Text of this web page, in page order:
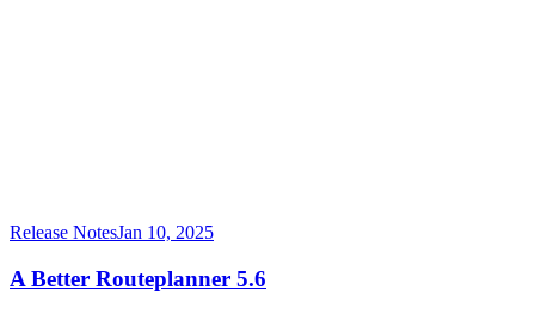
Release NotesJan 10, 2025
A Better Routeplanner 5.6